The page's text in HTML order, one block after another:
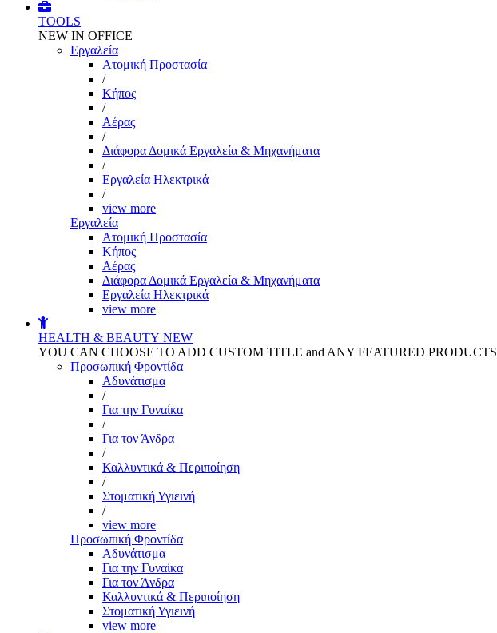
TOOLS
NEW IN OFFICE
Εργαλεία
Aτομική Προστασία
/
Kήπος
/
Αέρας
/
Διάφορα Δομικά Εργαλεία & Μηχανήματα
/
Εργαλεία Ηλεκτρικά
/
view more
Εργαλεία
Aτομική Προστασία
Kήπος
Αέρας
Διάφορα Δομικά Εργαλεία & Μηχανήματα
Εργαλεία Ηλεκτρικά
view more
HEALTH & BEAUTY NEW
YOU CAN CHOOSE TO ADD CUSTOM TITLE and ANY FEATURED PRODUCTS
Προσωπική Φροντίδα
Αδυνάτισμα
/
Για την Γυναίκα
/
Για τον Άνδρα
/
Καλλυντικά & Περιποίηση
/
Στοματική Υγιεινή
/
view more
Προσωπική Φροντίδα
Αδυνάτισμα
Για την Γυναίκα
Για τον Άνδρα
Καλλυντικά & Περιποίηση
Στοματική Υγιεινή
view more